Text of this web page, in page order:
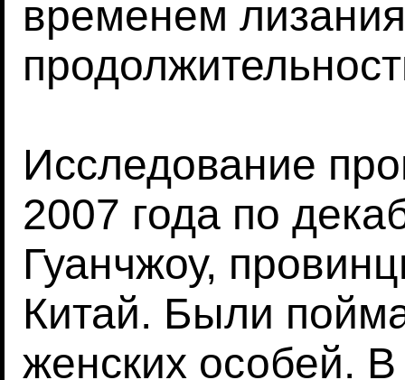
временем
Исследование
2007 года по
Гуанчжоу,
Китай. Были
женских особей.